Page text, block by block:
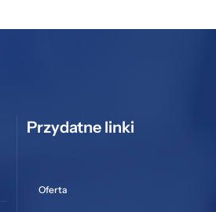
Przydatne linki
Oferta